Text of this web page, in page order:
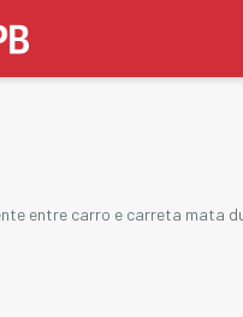
entre carro e carreta mata